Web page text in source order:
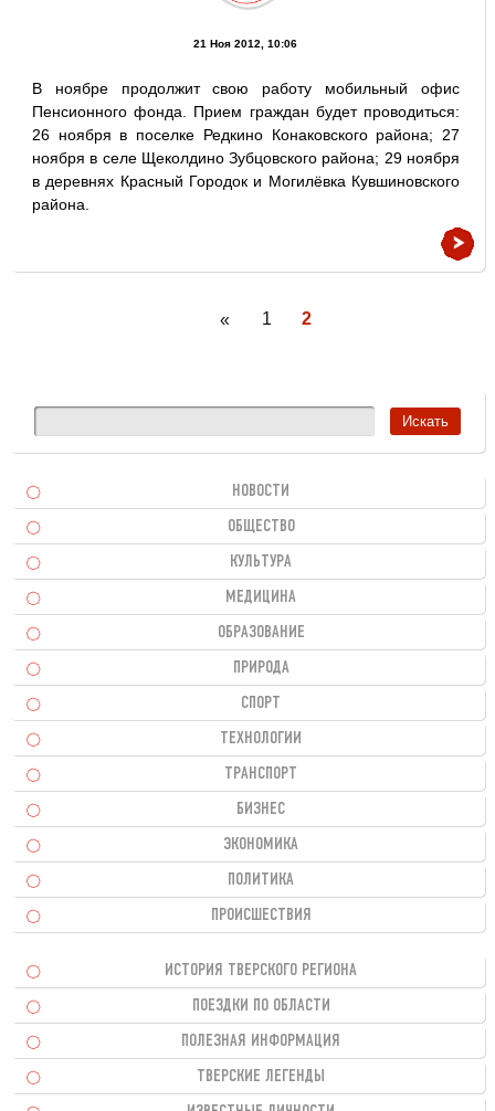
21 Ноя 2012, 10:06
В ноябре продолжит свою работу мобильный офис
Пенсионного фонда. Прием граждан будет проводиться:
26 ноября в поселке Редкино Конаковского района; 27
ноября в селе Щеколдино Зубцовского района; 29 ноября
в деревнях Красный Городок и Могилёвка Кувшиновского
района.
« 1 2
НОВОСТИ
ОБЩЕСТВО
КУЛЬТУРА
МЕДИЦИНА
ОБРАЗОВАНИЕ
ПРИРОДА
СПОРТ
ТЕХНОЛОГИИ
ТРАНСПОРТ
БИЗНЕС
ЭКОНОМИКА
ПОЛИТИКА
ПРОИСШЕСТВИЯ
ИСТОРИЯ ТВЕРСКОГО РЕГИОНА
ПОЕЗДКИ ПО ОБЛАСТИ
ПОЛЕЗНАЯ ИНФОРМАЦИЯ
ТВЕРСКИЕ ЛЕГЕНДЫ